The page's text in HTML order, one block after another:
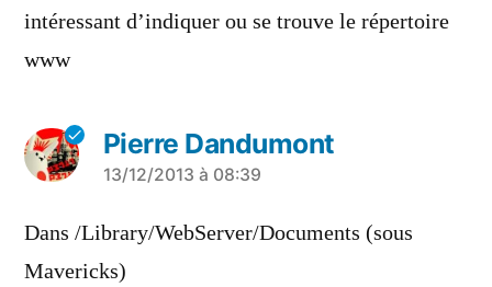
intéressant d’indiquer ou se trouve le répertoire
www
Pierre Dandumont
a
dit :
13/12/2013 à 08:39
Dans /Library/WebServer/Documents (sous
Mavericks)